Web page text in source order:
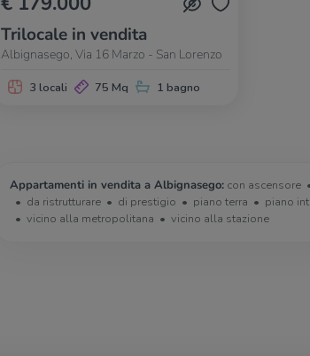
Trilocale in vendita
Albignasego, Via 16 Marzo - San Lorenzo
3 locali 75 Mq 1 bagno
Appartamenti in vendita a Albignasego: con ascensore
da ristrutturare
di prestigio piano terra piano
vicino alla metropolitana
vicino alla stazione